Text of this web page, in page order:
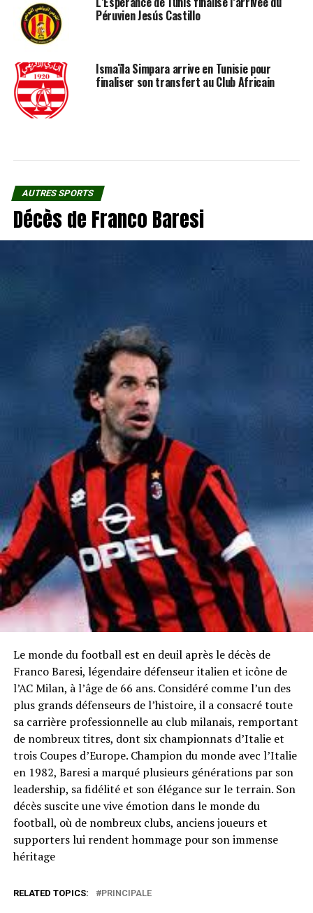
Péruvien Jesús Castillo
Ismaïla Simpara arrive en Tunisie pour
finaliser son transfert au Club Africain
AUTRES SPORTS
Décès de Franco Baresi
Le monde du football est en deuil après le décès de
Franco Baresi, légendaire défenseur italien et icône de
l’AC Milan, à l’âge de 66 ans. Considéré comme l’un des
plus grands défenseurs de l’histoire, il a consacré toute
sa carrière professionnelle au club milanais, remportant
de nombreux titres, dont six championnats d’Italie et
trois Coupes d’Europe. Champion du monde avec l’Italie
en 1982, Baresi a marqué plusieurs générations par son
leadership, sa fidélité et son élégance sur le terrain. Son
décès suscite une vive émotion dans le monde du
football, où de nombreux clubs, anciens joueurs et
supporters lui rendent hommage pour son immense
héritage
RELATED TOPICS: PRINCIPALE